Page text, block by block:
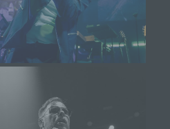
Cookies enthalten,
Internetbrowser
Cookie-ID wiedererkannt
Cookie-Setzung nicht